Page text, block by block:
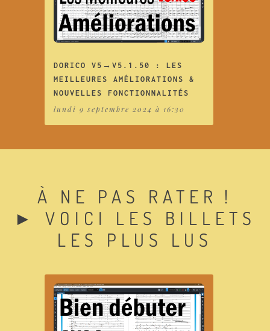
DORICO V5→V5.1.50 : LES
MEILLEURES AMÉLIORATIONS &
NOUVELLES FONCTIONNALITÉS
lundi 9 septembre 2024 à 16:30
À NE PAS RATER !
► VOICI LES BILLETS
LES PLUS LUS